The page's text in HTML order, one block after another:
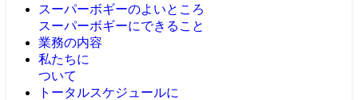
スーパーボギーのよいところ
スーパーボギーにできること
業務の内容
私たちに
ついて
トータルスケジュールに